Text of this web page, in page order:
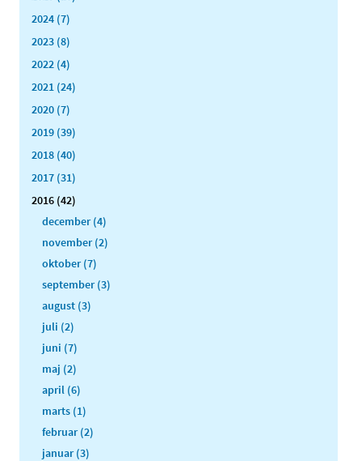
2024 (7)
2023 (8)
2022 (4)
2021 (24)
2020 (7)
2019 (39)
2018 (40)
2017 (31)
2016 (42)
december (4)
november (2)
oktober (7)
september (3)
august (3)
juli (2)
juni (7)
maj (2)
april (6)
marts (1)
februar (2)
januar (3)